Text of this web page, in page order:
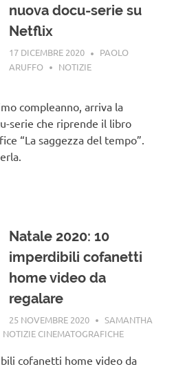
nuova docu-serie su
Netflix
17 DICEMBRE 2020
PAOLO
ARUFFO
NOTIZIE
compleanno, arriva la
serie che riprende il libro
“La saggezza del tempo”.
Natale 2020: 10
imperdibili cofanetti
home video da
regalare
25 NOVEMBRE 2020
SAMANTHA
NOTIZIE CINEMATOGRAFICHE
cofanetti home video da